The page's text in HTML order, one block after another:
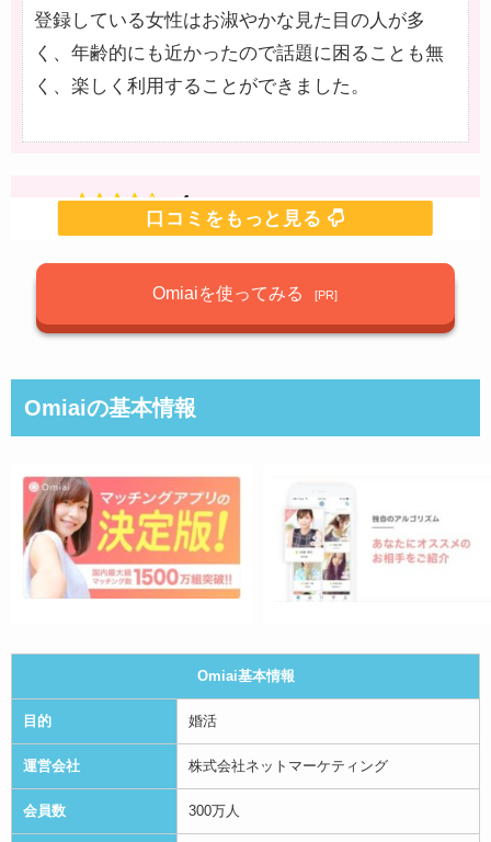
登録している女性はお淑やかな見た目の人が多
く、年齢的にも近かったので話題に困ることも無
く、楽しく利用することができました。
non 4
2018年8月29日
す。
清楚な方が多い印象です。
いやすいです。
料金も納得です。
あとは素敵な人を見つけられるかだと思います。
人数もとても多く登録しているため綺麗な方もい
2018年8月8日
Omiaiを使ってみる
Omiaiの基本情報
Omiai基本情報
目的 婚活
運営会社 株式会社ネットマーケティング
会員数 300万人